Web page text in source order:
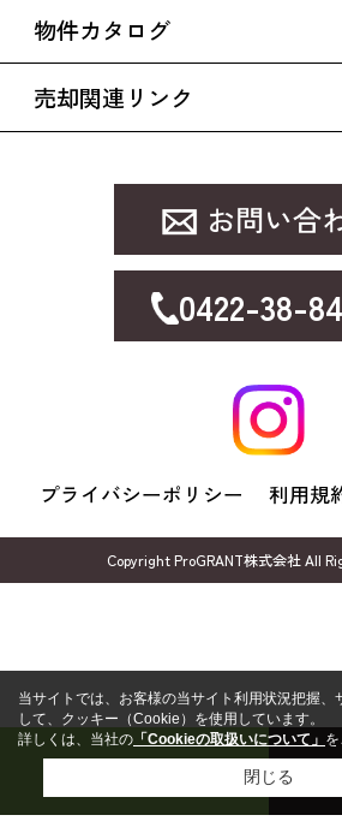
物件カタログ
売却関連リンク
0422-38-
プライバシーポリシー 利用規
Copyright ProGRANT株式会社 All
当サイトでは、お客様の当サイト利用状況把握、
して、クッキー（Cookie）を使用しています。
詳しくは、当社の 「Cookieの取扱いについて」
閉じる